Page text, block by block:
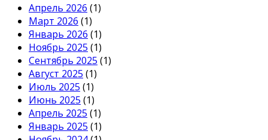
Апрель 2026 (1)
Март 2026 (1)
Январь 2026 (1)
Ноябрь 2025 (1)
Сентябрь 2025 (1)
Август 2025 (1)
Июль 2025 (1)
Июнь 2025 (1)
Апрель 2025 (1)
Январь 2025 (1)